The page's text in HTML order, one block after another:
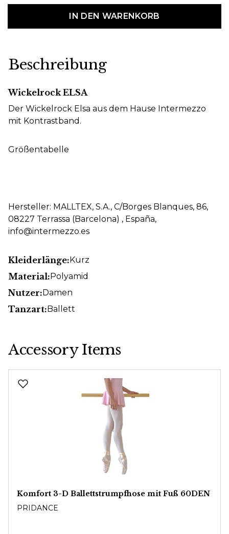
IN DEN WARENKORB
Beschreibung
Wickelrock ELSA
Der Wickelrock Elsa aus dem Hause Intermezzo
mit Kontrastband.
Größentabelle
Hersteller: MALLTEX, S.A., C/Borges Blanques, 86,
08227 Terrassa (Barcelona) , España,
info@intermezzo.es
Kleiderlänge:Kurz
Material:Polyamid
Nutzer:Damen
Tanzart:Ballett
Accessory Items
Komfort 3-D Ballettstrumpfhose mit Fuß 60DEN
PRIDANCE